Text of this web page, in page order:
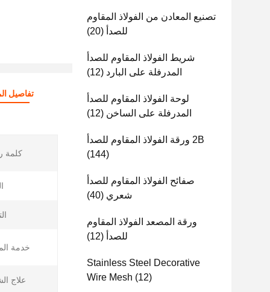
تصنيع المعادن من الفولاذ المقاوم
للصدأ (20)
شريط الفولاذ المقاوم للصدأ
المدرفلة على البارد (12)
لوحة الفولاذ المقاوم للصدأ
المدرفلة على الساخن (12)
2B ورقة الفولاذ المقاوم للصدأ
(144)
صفائح الفولاذ المقاوم للصدأ
شعري (40)
ورقة المصعد الفولاذ المقاوم
للصدأ (12)
Stainless Steel Decorative
Wire Mesh (12)
تفاصيل
كلمة
خدمة
علاج